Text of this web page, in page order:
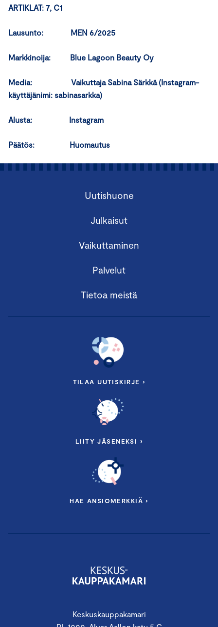
ARTIKLAT: 7, C1
Lausunto: MEN 6/2025
Markkinoija: Blue Lagoon Beauty Oy
Media: Vaikuttaja Sabina Särkkä (Instagram-
käyttäjänimi: sabinasarkka)
Alusta: Instagram
Päätös: Huomautus
Keskuskauppakamari
Uutishuone
Julkaisut
Vaikuttaminen
Palvelut
Tietoa meistä
TILAA UUTISKIRJE ›
LIITY JÄSENEKSI ›
HAE ANSIOMERKKIÄ ›